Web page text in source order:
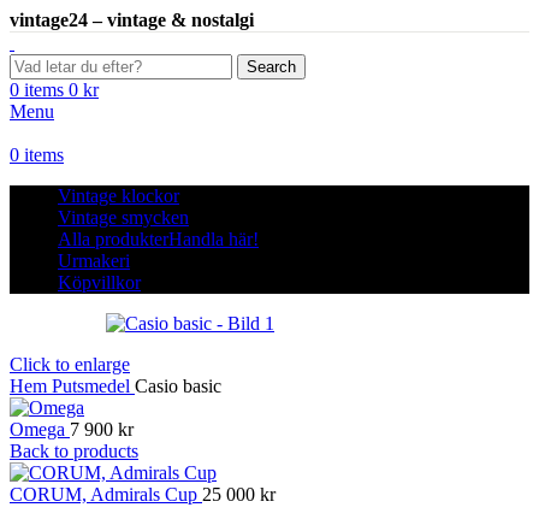
vintage24 – vintage & nostalgi
Search
0 items 0 kr
Menu
0 items
Vintage klockor
Vintage smycken
Alla produkterHandla här!
Urmakeri
Köpvillkor
Click to enlarge
Hem Putsmedel Casio basic
Omega 7 900 kr
Back to products
CORUM, Admirals Cup 25 000 kr